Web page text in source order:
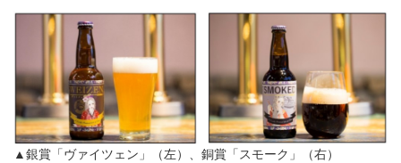
▲銀賞「ヴァイツェン」（左）、銅賞「スモーク」（右）